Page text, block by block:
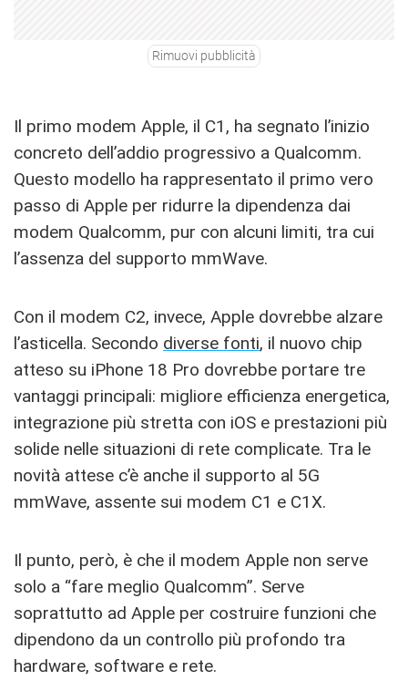
Rimuovi pubblicità
Il primo modem Apple, il C1, ha segnato l’inizio
concreto dell’addio progressivo a Qualcomm.
Questo modello ha rappresentato il primo vero
passo di Apple per ridurre la dipendenza dai
modem Qualcomm, pur con alcuni limiti, tra cui
l’assenza del supporto mmWave.
Con il modem C2, invece, Apple dovrebbe alzare
l’asticella. Secondo diverse fonti, il nuovo chip
atteso su iPhone 18 Pro dovrebbe portare tre
vantaggi principali: migliore efficienza energetica,
integrazione più stretta con iOS e prestazioni più
solide nelle situazioni di rete complicate. Tra le
novità attese c’è anche il supporto al 5G
mmWave, assente sui modem C1 e C1X.
Il punto, però, è che il modem Apple non serve
solo a “fare meglio Qualcomm”. Serve
soprattutto ad Apple per costruire funzioni che
dipendono da un controllo più profondo tra
hardware, software e rete.